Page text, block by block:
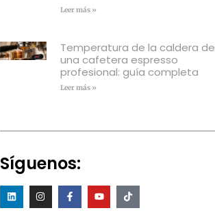
Leer más »
Temperatura de la caldera de
una cafetera espresso
profesional: guía completa
Leer más »
Síguenos: